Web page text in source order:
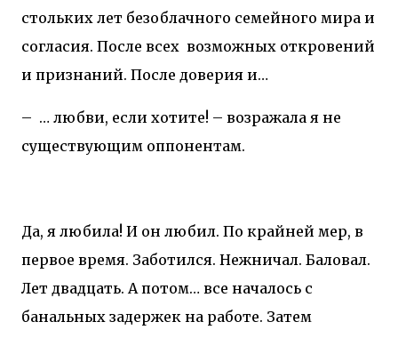
стольких лет безоблачного семейного мира и
согласия. После всех возможных откровений
и признаний. После доверия и…
– … любви, если хотите! – возражала я не
существующим оппонентам.
Да, я любила! И он любил. По крайней мер, в
первое время. Заботился. Нежничал. Баловал.
Лет двадцать. А потом… все началось с
банальных задержек на работе. Затем